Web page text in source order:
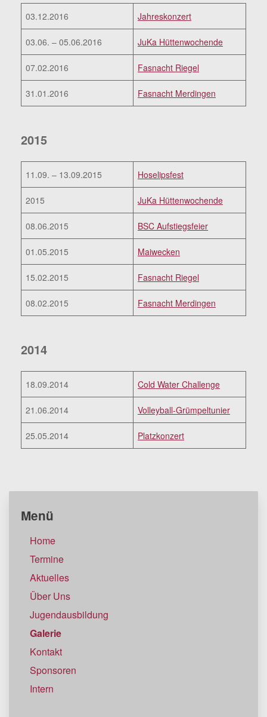
03.12.2016 Jahreskonzert
03.06. – 05.06.2016 JuKa Hüttenwochende
07.02.2016 Fasnacht Riegel
31.01.2016 Fasnacht Merdingen
2015
11.09. – 13.09.2015 Hoselipsfest
2015 JuKa Hüttenwochende
08.06.2015 BSC Aufstiegsfeier
01.05.2015 Maiwecken
15.02.2015 Fasnacht Riegel
08.02.2015 Fasnacht Merdingen
2014
18.09.2014 Cold Water Challenge
21.06.2014 Volleyball-Grümpeltunier
25.05.2014 Platzkonzert
Menü
Home
Termine
Aktuelles
Über Uns
Jugendausbildung
Galerie
Kontakt
Sponsoren
Intern